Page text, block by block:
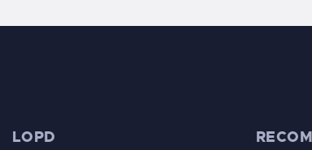
LOPD